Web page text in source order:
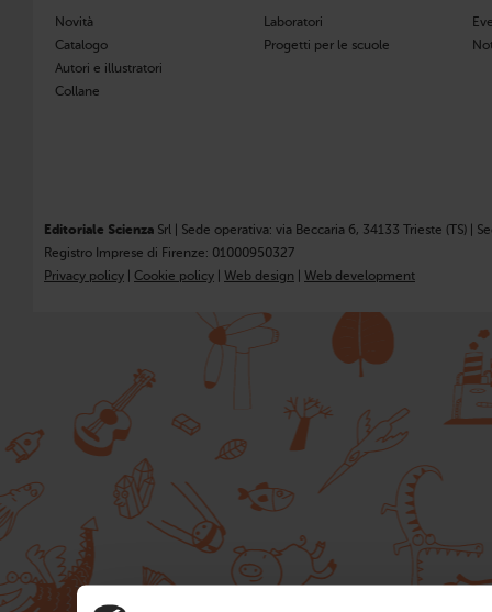
Novità
Catalogo
Autori e illustratori
Collane
Laboratori
Progetti per le scuole
Editoriale Scienza Srl | Sede operativa: via Beccaria 6, 34133 Trieste (TS) |
Registro Imprese di Firenze: 01000950327
Privacy policy
Cookie policy Web design Web development